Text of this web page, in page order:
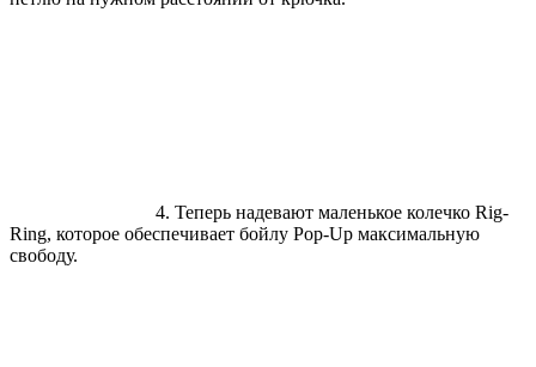
4. Теперь надевают маленькое колечко Rig-
Ring, которое обеспечивает бойлу Pop-Up максимальную
свободу.